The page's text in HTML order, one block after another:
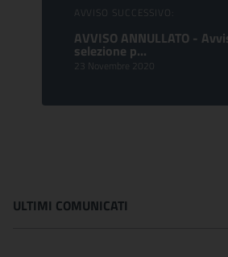
AVVISO SUCCESSIVO:
AVVISO ANNULLATO -
selezione p...
23 Novembre 2020
ULTIMI COMUNICATI